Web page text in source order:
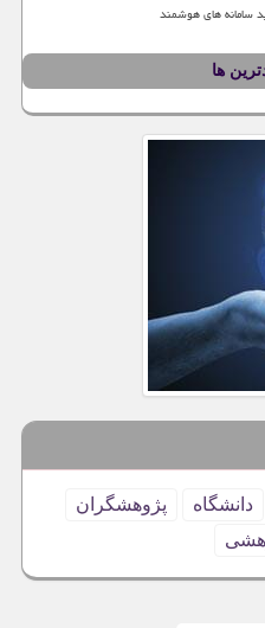
سامانه های هوشمند
ها
دانشگاه
پژوهشگران